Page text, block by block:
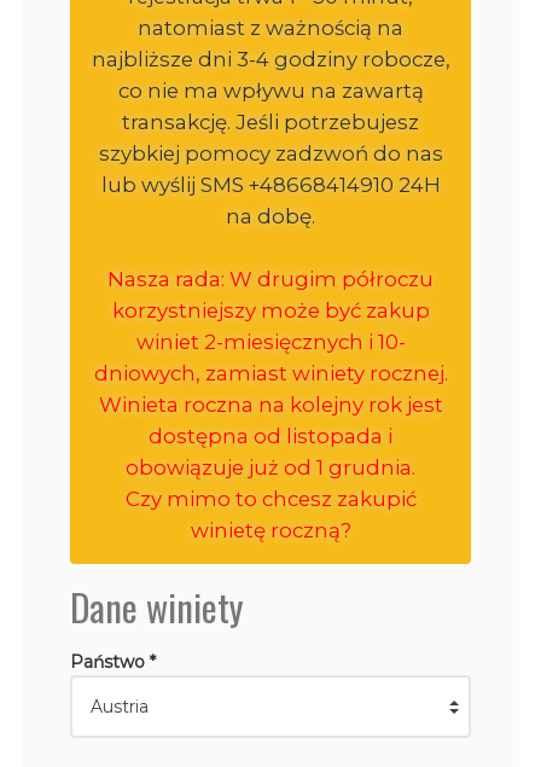
natomiast z ważnością na
najbliższe dni 3-4 godziny robocze,
co nie ma wpływu na zawartą
transakcję. Jeśli potrzebujesz
szybkiej pomocy zadzwoń do nas
lub wyślij SMS +48668414910 24H
na dobę.
Nasza rada: W drugim półroczu
korzystniejszy może być zakup
winiet 2-miesięcznych i 10-
dniowych, zamiast winiety rocznej.
Winieta roczna na kolejny rok jest
dostępna od listopada i
obowiązuje już od 1 grudnia.
Czy mimo to chcesz zakupić
winietę roczną?
Dane winiety
Państwo *